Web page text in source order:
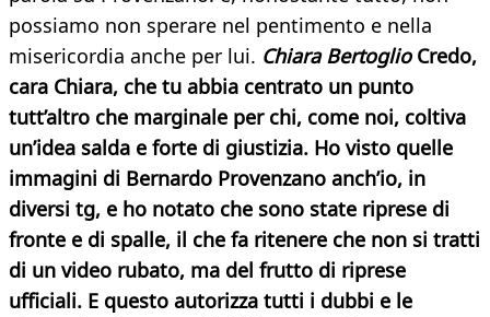
possiamo non sperare nel pentimento e nella
misericordia anche per lui. Chiara Bertoglio Credo,
cara Chiara, che tu abbia centrato un punto
tutt’altro che marginale per chi, come noi, coltiva
un’idea salda e forte di giustizia. Ho visto quelle
immagini di Bernardo Provenzano anch’io, in
diversi tg, e ho notato che sono state riprese di
fronte e di spalle, il che fa ritenere che non si tratti
di un video rubato, ma del frutto di riprese
ufficiali. E questo autorizza tutti i dubbi e le